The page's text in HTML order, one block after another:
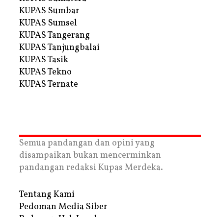
KUPAS Sumbar
KUPAS Sumsel
KUPAS Tangerang
KUPAS Tanjungbalai
KUPAS Tasik
KUPAS Tekno
KUPAS Ternate
Semua pandangan dan opini yang
disampaikan bukan mencerminkan
pandangan redaksi Kupas Merdeka.
Tentang Kami
Pedoman Media Siber